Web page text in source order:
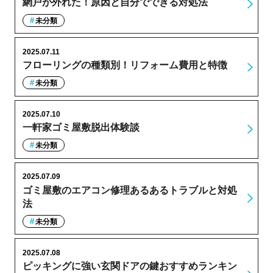
網戸が外れた！原因と自分でできる対処法
未分類
フローリングの種類別！リフォーム費用と特徴
2025.07.11
未分類
一軒家ゴミ屋敷脱出体験談
2025.07.10
未分類
ゴミ屋敷のエアコン修理あるあるトラブルと対処
法
2025.07.09
未分類
ピッキングに強い玄関ドアの鍵おすすめランキン
2025.07.08